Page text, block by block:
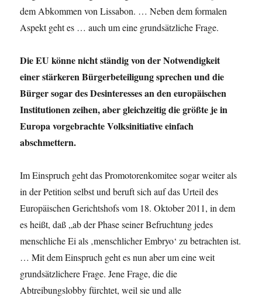
dem Abkommen von Lissabon. … Neben dem formalen
Aspekt geht es … auch um eine grundsätzliche Frage.
Die EU könne nicht ständig von der Notwendigkeit
einer stärkeren Bürgerbeteiligung sprechen und die
Bürger sogar des Desinteresses an den europäischen
Institutionen zeihen, aber gleichzeitig die größte je in
Europa vorgebrachte Volksinitiative einfach
abschmettern.
Im Einspruch geht das Promotorenkomitee sogar weiter als
in der Petition selbst und beruft sich auf das Urteil des
Europäischen Gerichtshofs vom 18. Oktober 2011, in dem
es heißt, daß „ab der Phase seiner Befruchtung jedes
mensch­liche Ei als ‚menschlicher Embryo‘ zu betrachten ist.
… Mit dem Einspruch geht es nun aber um eine weit
grundsätzlichere Frage. Jene Frage, die die
Abtreibungslobby fürchtet, weil sie und alle